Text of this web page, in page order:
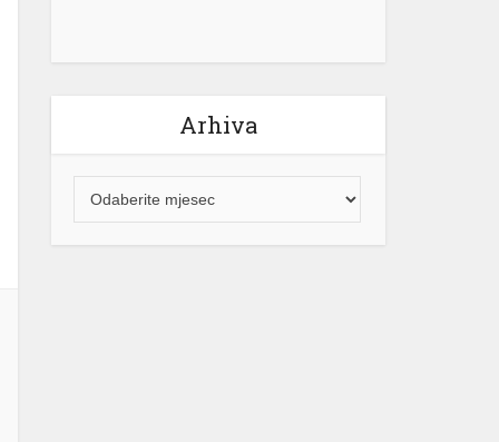
Arhiva